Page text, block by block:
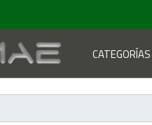
CATEGORÍAS